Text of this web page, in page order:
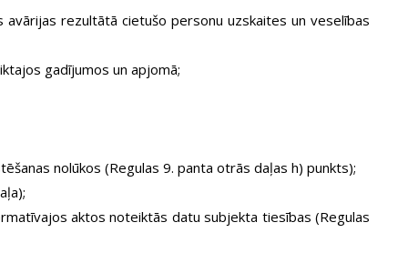
rezultātā cietušo personu uzskaites un veselības
gadījumos un apjomā;
nolūkos (Regulas 9. panta otrās daļas h) punkts);
aktos noteiktās datu subjekta tiesības (Regulas